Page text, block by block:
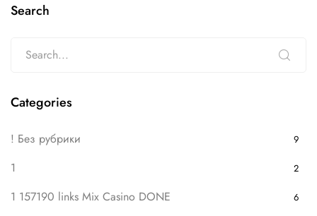
Search
Categories
! Без рубрики 9
1 2
1 157190 links Mix Casino DONE 6